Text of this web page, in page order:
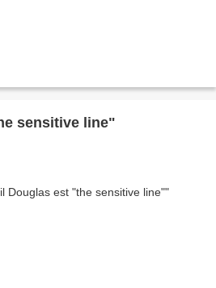
sensitive line"